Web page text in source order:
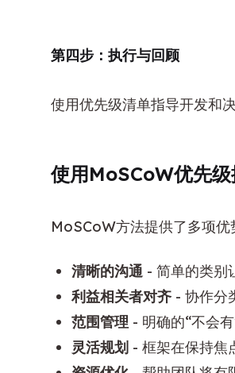
第四步：执行与回顾
使用优先级清单指导开发和
使用MoSCoW优先
MoSCoW方法提供了多项优
清晰的沟通 - 简单的类别
利益相关者对齐 - 协作分
范围管理 - 明确的“不会
灵活规划 - 框架在保持焦